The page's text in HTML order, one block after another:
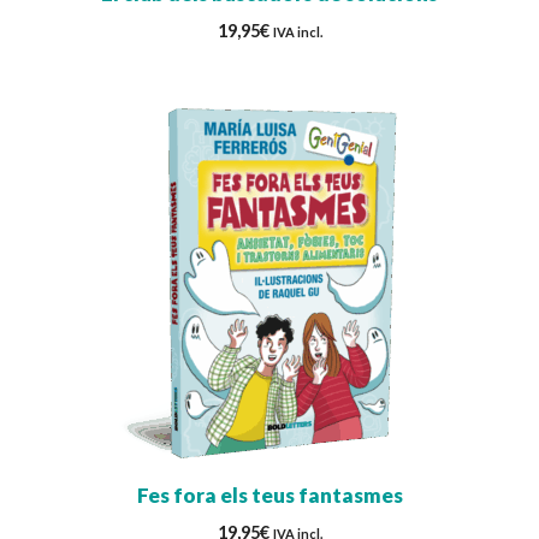
19,95€ IVA incl.
Fes fora els teus fantasmes
19,95€ IVA incl.